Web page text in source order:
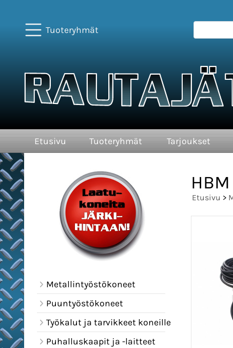
Tuoteryhmät
Etusivu Tuoteryhmät Tarjoukset
Metallintyöstökoneet
Puuntyöstökoneet
Työkalut ja tarvikkeet koneille
Puhalluskaapit ja -laitteet
Etusivu >